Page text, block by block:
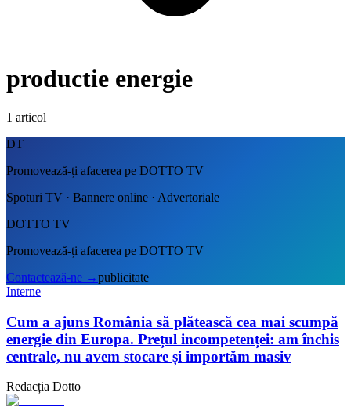
productie energie
1 articol
DT
Promovează-ți afacerea pe DOTTO TV
Spoturi TV · Bannere online · Advertoriale
DOTTO TV
Promovează-ți afacerea pe DOTTO TV
Contactează-ne →publicitate
Interne
Cum a ajuns România să plătească cea mai scumpă
energie din Europa. Prețul incompetenței: am închis
centrale, nu avem stocare și importăm masiv
Redacția Dotto